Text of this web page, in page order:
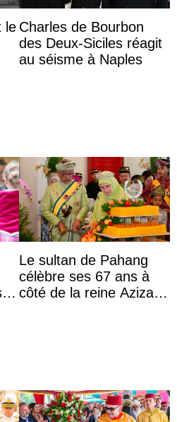
le Charles de Bourbon
des Deux-Siciles réagit
au séisme à Naples
Le sultan de Pahang
célèbre ses 67 ans à
côté de la reine Azizah